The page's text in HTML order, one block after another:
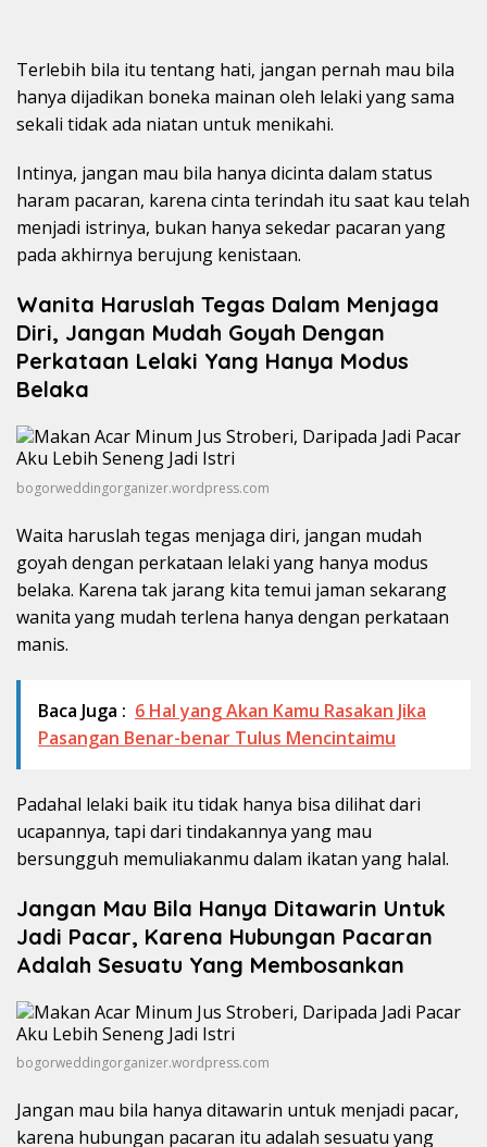
Terlebih bila itu tentang hati, jangan pernah mau bila
hanya dijadikan boneka mainan oleh lelaki yang sama
sekali tidak ada niatan untuk menikahi.
Intinya, jangan mau bila hanya dicinta dalam status
haram pacaran, karena cinta terindah itu saat kau telah
menjadi istrinya, bukan hanya sekedar pacaran yang
pada akhirnya berujung kenistaan.
Wanita Haruslah Tegas Dalam Menjaga
Diri, Jangan Mudah Goyah Dengan
Perkataan Lelaki Yang Hanya Modus
Belaka
bogorweddingorganizer.wordpress.com
Waita haruslah tegas menjaga diri, jangan mudah
goyah dengan perkataan lelaki yang hanya modus
belaka. Karena tak jarang kita temui jaman sekarang
wanita yang mudah terlena hanya dengan perkataan
manis.
Baca Juga : 6 Hal yang Akan Kamu Rasakan Jika
Pasangan Benar-benar Tulus Mencintaimu
Padahal lelaki baik itu tidak hanya bisa dilihat dari
ucapannya, tapi dari tindakannya yang mau
bersungguh memuliakanmu dalam ikatan yang halal.
Jangan Mau Bila Hanya Ditawarin Untuk
Jadi Pacar, Karena Hubungan Pacaran
Adalah Sesuatu Yang Membosankan
bogorweddingorganizer.wordpress.com
Jangan mau bila hanya ditawarin untuk menjadi pacar,
karena hubungan pacaran itu adalah sesuatu yang